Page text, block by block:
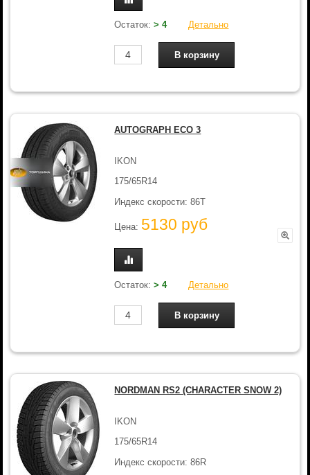
Остаток:> 4 Детально
AUTOGRAPH ECO 3
IKON
175/65R14
Индекс скорости: 86T
Цена: 5130 руб
Остаток:> 4 Детально
NORDMAN RS2 (CHARACTER SNOW 2)
IKON
175/65R14
Индекс скорости: 86R